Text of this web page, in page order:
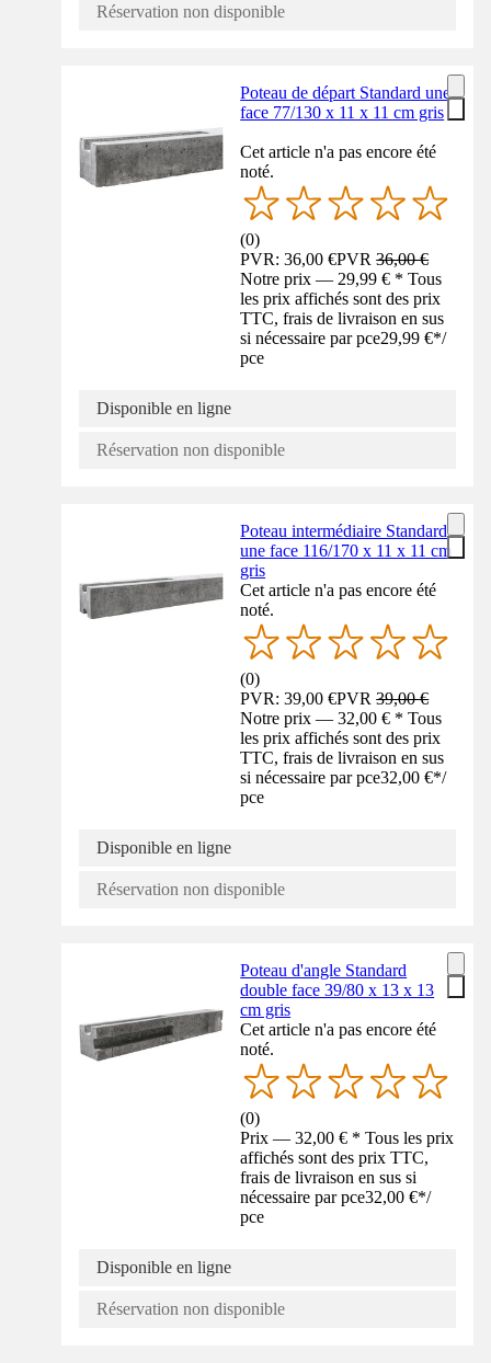
Réservation non disponible
Poteau de départ Standard une
face 77/130 x 11 x 11 cm gris
Cet article n'a pas encore été
noté.
(0)
PVR: 36,00 €PVR36,00 €
Notre prix — 29,99 € * Tous
les prix affichés sont des prix
TTC, frais de livraison en sus
si nécessaire par pce29,99 €*/
pce
Disponible en ligne
Réservation non disponible
Poteau intermédiaire Standard
une face 116/170 x 11 x 11 cm
gris
Cet article n'a pas encore été
noté.
(0)
PVR: 39,00 €PVR39,00 €
Notre prix — 32,00 € * Tous
les prix affichés sont des prix
TTC, frais de livraison en sus
si nécessaire par pce32,00 €*/
pce
Disponible en ligne
Réservation non disponible
Poteau d'angle Standard
double face 39/80 x 13 x 13
cm gris
Cet article n'a pas encore été
noté.
(0)
Prix — 32,00 € * Tous les prix
affichés sont des prix TTC,
frais de livraison en sus si
nécessaire par pce32,00 €*/
pce
Disponible en ligne
Réservation non disponible